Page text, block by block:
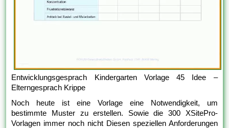
Entwicklungsgesprach Kindergarten Vorlage 45 Idee –
Elterngesprach Krippe
Noch heute ist eine Vorlage eine Notwendigkeit, um
bestimmte Muster zu erstellen. Sowie die 300 XSitePro-
Vorlagen immer noch nicht Diesen speziellen Anforderungen